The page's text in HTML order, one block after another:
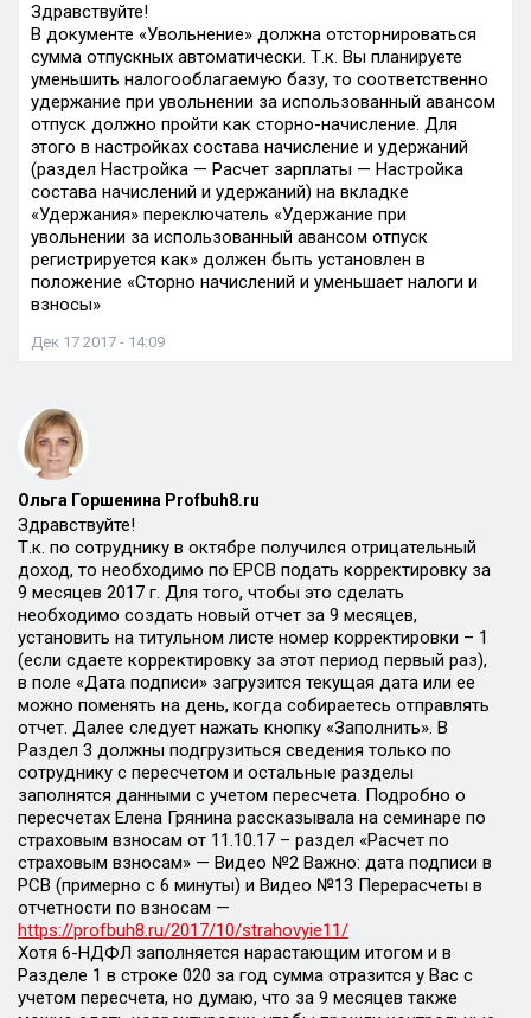
Здравствуйте!
В документе «Увольнение» должна отсторнироваться
сумма отпускных автоматически. Т.к. Вы планируете
уменьшить налогооблагаемую базу, то соответственно
удержание при увольнении за использованный авансом
отпуск должно пройти как сторно-начисление. Для
этого в настройках состава начисление и удержаний
(раздел Настройка — Расчет зарплаты — Настройка
состава начислений и удержаний) на вкладке
«Удержания» переключатель «Удержание при
увольнении за использованный авансом отпуск
регистрируется как» должен быть установлен в
положение «Сторно начислений и уменьшает налоги и
взносы»
Дек 17 2017 - 14:09
Ольга Горшенина Profbuh8.ru
Здравствуйте!
Т.к. по сотруднику в октябре получился отрицательный
доход, то необходимо по ЕРСВ подать корректировку за
9 месяцев 2017 г. Для того, чтобы это сделать
необходимо создать новый отчет за 9 месяцев,
установить на титульном листе номер корректировки – 1
(если сдаете корректировку за этот период первый раз),
в поле «Дата подписи» загрузится текущая дата или ее
можно поменять на день, когда собираетесь отправлять
отчет. Далее следует нажать кнопку «Заполнить». В
Раздел 3 должны подгрузиться сведения только по
сотруднику с пересчетом и остальные разделы
заполнятся данными с учетом пересчета. Подробно о
пересчетах Елена Грянина рассказывала на семинаре по
страховым взносам от 11.10.17 – раздел «Расчет по
страховым взносам» — Видео №2 Важно: дата подписи в
РСВ (примерно с 6 минуты) и Видео №13 Перерасчеты в
отчетности по взносам —
https://profbuh8.ru/2017/10/strahovyie11/
Хотя 6-НДФЛ заполняется нарастающим итогом и в
Разделе 1 в строке 020 за год сумма отразится у Вас с
учетом пересчета, но думаю, что за 9 месяцев также